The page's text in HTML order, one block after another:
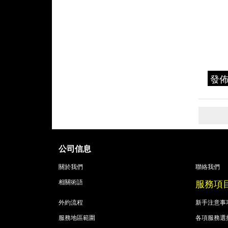
發
公司信息
關於我們
聯絡我們
相關術語
服務項
外約流程
新手注意事
服務地區範圍
各項服務選